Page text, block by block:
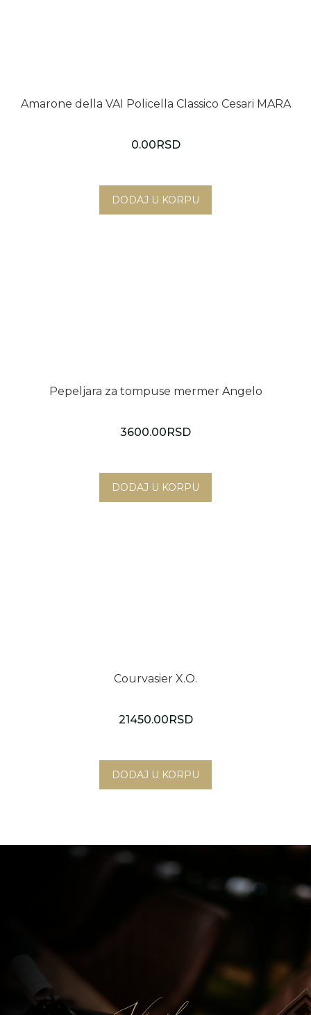
Novi Sad
Beograd
Amarone della VAI Policella Classico Cesari MARA
0.00 RSD
Pepeljara za tompuse mermer Angelo
3600.00 RSD
Courvasier X.O.
21450.00 RSD